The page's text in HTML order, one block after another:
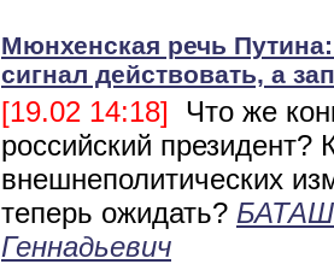
Мюнхенская речь
сигнал действовать, а
[19.02 14:18] Что же
российский президент?
внешнеполитических
теперь ожидать?
Геннадьевич